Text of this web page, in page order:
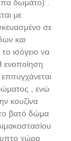
δωμάτο) .
με
σε
και
ισόγειο να
ενοποίηση
, ενώ
κουζίνα
βατό δώμα
χώρο